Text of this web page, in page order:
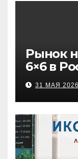
Рынок
6×6 в
31 МАЯ 2026